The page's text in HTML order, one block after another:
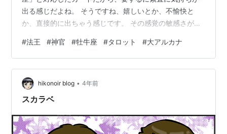
出る感じだよね。 そうですね、嬉しいとか、不愉快と
か、直接的に出ちゃう感じです。 その感覚の敏感さが
伝える」ことはとても大切で、怠ると自分の気持ちが判
らなくなってしまいます。 でも、社会生活っていうのは
そういうことが大切だよね。 実際の所そうですよね、そ
の意味で「牡牛座」が強い人は感覚が敏感なので、自分
の気持ちがわかりやすいです、しかしその分無理すると
#法王 #神官 #牡牛座 #タロット #大アルカナ
hikonoir blog • 4年前
スカラベ